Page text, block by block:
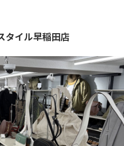
タイル早稲田店